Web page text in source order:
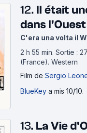
12. Il était
dans
C'era una volta il
2 h 55 min. Sortie :
(France). Western
Film de Sergio
BlueKey a mis 10/10.
13. La Vie